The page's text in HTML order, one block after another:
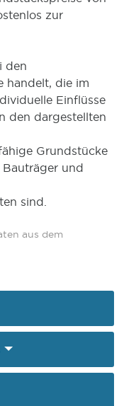
zur
den
handelt, die im
Einflüsse
den dargestellten
Grundstücke
und
sind.
aus dem